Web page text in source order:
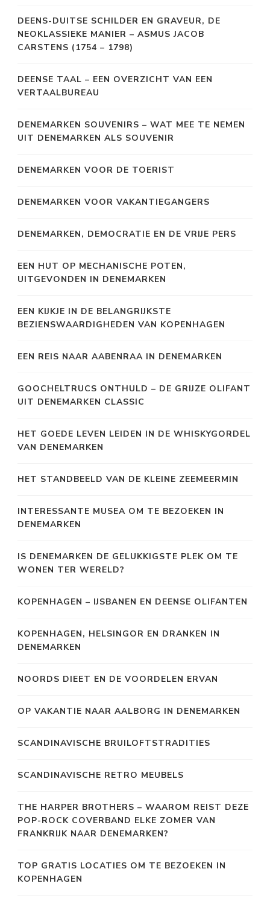
DEENS-DUITSE SCHILDER EN GRAVEUR, DE
NEOKLASSIEKE MANIER – ASMUS JACOB
CARSTENS (1754 – 1798)
DEENSE TAAL – EEN OVERZICHT VAN EEN
VERTAALBUREAU
DENEMARKEN SOUVENIRS – WAT MEE TE NEMEN
UIT DENEMARKEN ALS SOUVENIR
DENEMARKEN VOOR DE TOERIST
DENEMARKEN VOOR VAKANTIEGANGERS
DENEMARKEN, DEMOCRATIE EN DE VRIJE PERS
EEN HUT OP MECHANISCHE POTEN,
UITGEVONDEN IN DENEMARKEN
EEN KIJKJE IN DE BELANGRIJKSTE
BEZIENSWAARDIGHEDEN VAN KOPENHAGEN
EEN REIS NAAR AABENRAA IN DENEMARKEN
GOOCHELTRUCS ONTHULD – DE GRIJZE OLIFANT
UIT DENEMARKEN CLASSIC
HET GOEDE LEVEN LEIDEN IN DE WHISKYGORDEL
VAN DENEMARKEN
HET STANDBEELD VAN DE KLEINE ZEEMEERMIN
INTERESSANTE MUSEA OM TE BEZOEKEN IN
DENEMARKEN
IS DENEMARKEN DE GELUKKIGSTE PLEK OM TE
WONEN TER WERELD?
KOPENHAGEN – IJSBANEN EN DEENSE OLIFANTEN
KOPENHAGEN, HELSINGOR EN DRANKEN IN
DENEMARKEN
NOORDS DIEET EN DE VOORDELEN ERVAN
OP VAKANTIE NAAR AALBORG IN DENEMARKEN
SCANDINAVISCHE BRUILOFTSTRADITIES
SCANDINAVISCHE RETRO MEUBELS
THE HARPER BROTHERS – WAAROM REIST DEZE
POP-ROCK COVERBAND ELKE ZOMER VAN
FRANKRIJK NAAR DENEMARKEN?
TOP GRATIS LOCATIES OM TE BEZOEKEN IN
KOPENHAGEN